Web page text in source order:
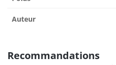
Auteur
Recommandations